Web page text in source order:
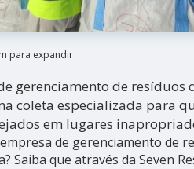
para expandir
gerenciamento de resíduos
coleta especializada para
em lugares
de gerenciamento de
Saiba que através da Seven